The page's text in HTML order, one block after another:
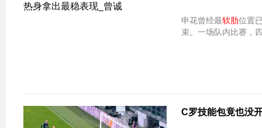
申花曾经最软肋位置已补强
束。一场队内比赛，
C罗技能包竟也没